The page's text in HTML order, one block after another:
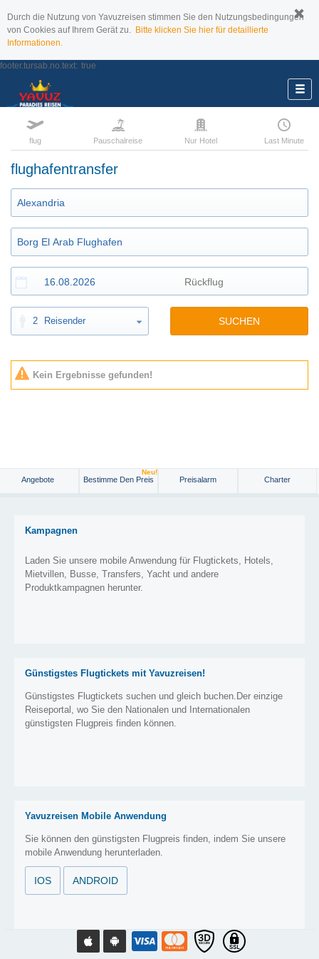
Durch die Nutzung von Yavuzreisen stimmen Sie den Nutzungsbedingungen
von Cookies auf Ihrem Gerät zu. Bitte klicken Sie hier für detaillierte
Informationen.
footer.tursab.no.text: true
flug Pauschalreise Nur Hotel Last Minute
flughafentransfer
2 Reisender SUCHEN
Kein Ergebnisse gefunden!
Angebote Bestimme Den Preis
Neu!
Preisalarm Charter
Kampagnen
Laden Sie unsere mobile Anwendung für Flugtickets, Hotels,
Mietvillen, Busse, Transfers, Yacht und andere
Produktkampagnen herunter.
Günstigstes Flugtickets mit Yavuzreisen!
Günstigstes Flugtickets suchen und gleich buchen.Der einzige
Reiseportal, wo Sie den Nationalen und Internationalen
günstigsten Flugpreis finden können.
Yavuzreisen Mobile Anwendung
Sie können den günstigsten Flugpreis finden, indem Sie unsere
mobile Anwendung herunterladen.
IOS ANDROID